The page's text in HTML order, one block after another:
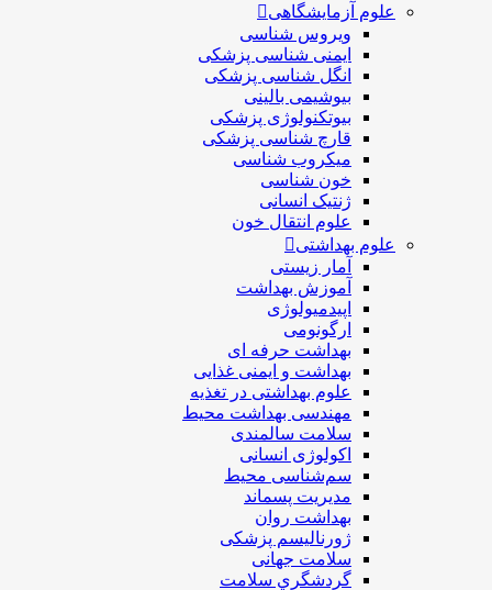
علوم آزمایشگاهی
ویروس شناسی
ایمنی شناسی پزشكی
انگل شناسی پزشکی
بیوشیمی بالینی
بیوتکنولوژی پزشکی
قارچ شناسی پزشکی
ميكروب شناسی
خون شناسی
ژنتیک انسانی
علوم انتقال خون
علوم بهداشتی
آمار زیستی
آموزش بهداشت
اپیدمیولوژی
ارگونومی
بهداشت حرفه ای
بهداشت و ایمنی غذایی
علوم بهداشتی در تغذیه
مهندسی بهداشت محيط
سلامت سالمندی
اکولوژی انسانی
سم‌شناسی محیط
مدیریت پسماند
بهداشت روان
ژورنالیسم پزشکی
سلامت جهانی
گردشگري سلامت